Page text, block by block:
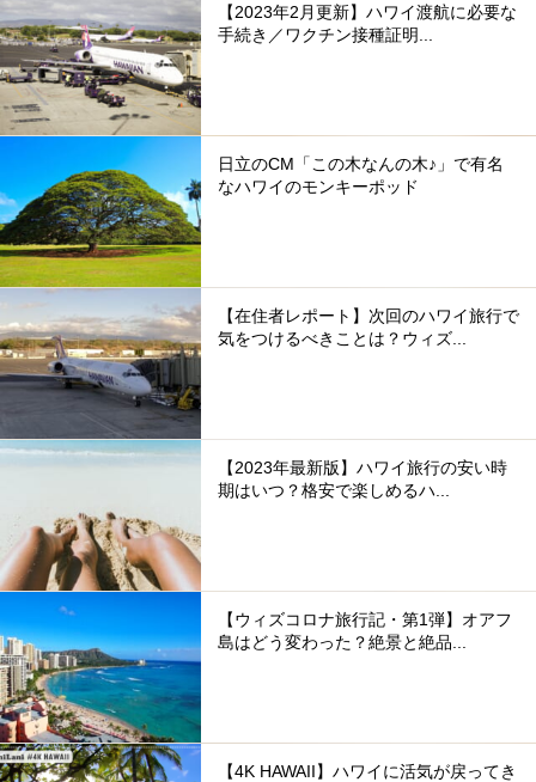
【2023年2月更新】ハワイ渡航に必要な
手続き／ワクチン接種証明...
日立のCM「この木なんの木♪」で有名
なハワイのモンキーポッド
【在住者レポート】次回のハワイ旅行で
気をつけるべきことは？ウィズ...
【2023年最新版】ハワイ旅行の安い時
期はいつ？格安で楽しめるハ...
【ウィズコロナ旅行記・第1弾】オアフ
島はどう変わった？絶景と絶品...
【4K HAWAII】ハワイに活気が戻ってき